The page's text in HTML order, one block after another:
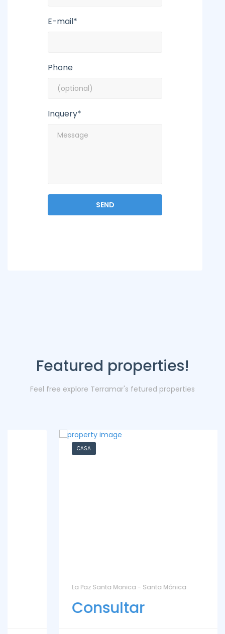
E-mail*
Phone
Inquery*
Featured properties!
Feel free explore Terramar's fetured properties
La Paz Santa Monica - Santa Mónica
Consultar